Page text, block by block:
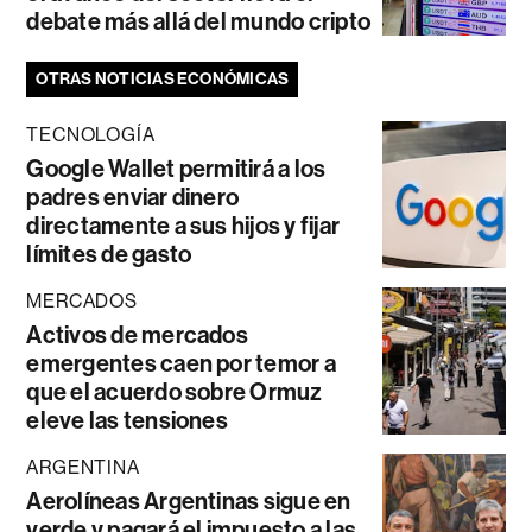
debate más allá del mundo cripto
OTRAS NOTICIAS ECONÓMICAS
TECNOLOGÍA
Google Wallet permitirá a los
padres enviar dinero
directamente a sus hijos y fijar
límites de gasto
MERCADOS
Activos de mercados
emergentes caen por temor a
que el acuerdo sobre Ormuz
eleve las tensiones
ARGENTINA
Aerolíneas Argentinas sigue en